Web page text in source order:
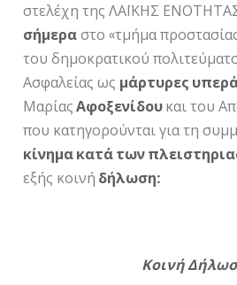
στελέχη της ΛΑΪΚΗΣ
σήμεραστο «τμήμα
του δημοκρατικού
Ασφαλείας ως μάρτυρες
ΜαρίαςΑφοξενίδουκαι του
που κατηγορούνται για τη
κίνημα κατά των
εξής κοινή δήλωση:
Κοινή